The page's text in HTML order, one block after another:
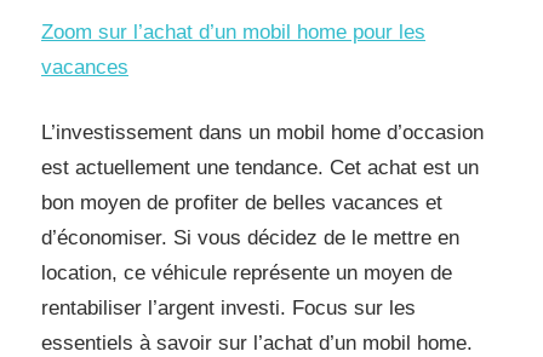
Zoom sur l’achat d’un mobil home pour les
vacances
L’investissement dans un mobil home d’occasion
est actuellement une tendance. Cet achat est un
bon moyen de profiter de belles vacances et
d’économiser. Si vous décidez de le mettre en
location, ce véhicule représente un moyen de
rentabiliser l’argent investi. Focus sur les
essentiels à savoir sur l’achat d’un mobil home.